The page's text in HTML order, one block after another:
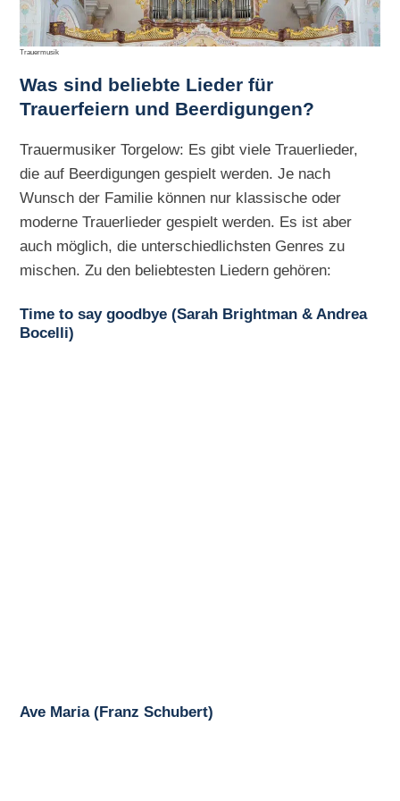
Trauermusik
Was sind beliebte Lieder für
Trauerfeiern und Beerdigungen?
Trauermusiker Torgelow: Es gibt viele Trauerlieder,
die auf Beerdigungen gespielt werden. Je nach
Wunsch der Familie können nur klassische oder
moderne Trauerlieder gespielt werden. Es ist aber
auch möglich, die unterschiedlichsten Genres zu
mischen. Zu den beliebtesten Liedern gehören:
Time to say goodbye (Sarah Brightman & Andrea
Bocelli)
Ave Maria (Franz Schubert)